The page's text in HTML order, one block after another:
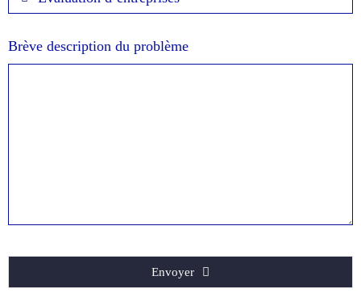
Brève description du problème
Envoyer